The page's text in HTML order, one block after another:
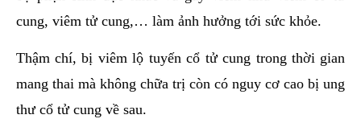
cung, viêm tử cung,… làm ảnh hưởng tới sức khỏe.
Thậm chí, bị viêm lộ tuyến cổ tử cung trong thời gian
mang thai mà không chữa trị còn có nguy cơ cao bị ung
thư cổ tử cung về sau.